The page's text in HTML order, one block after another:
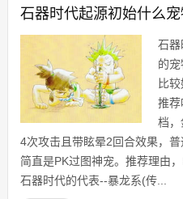
石器时代起源初始什么
石器
的
比
推荐
档，
4次攻击且带眩晕2回合效果，普
简直是PK过图神宠。推荐理由
石器时代的代表--暴龙系(传...